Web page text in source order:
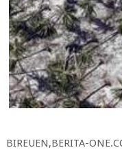
BIREUEN,BERITA-